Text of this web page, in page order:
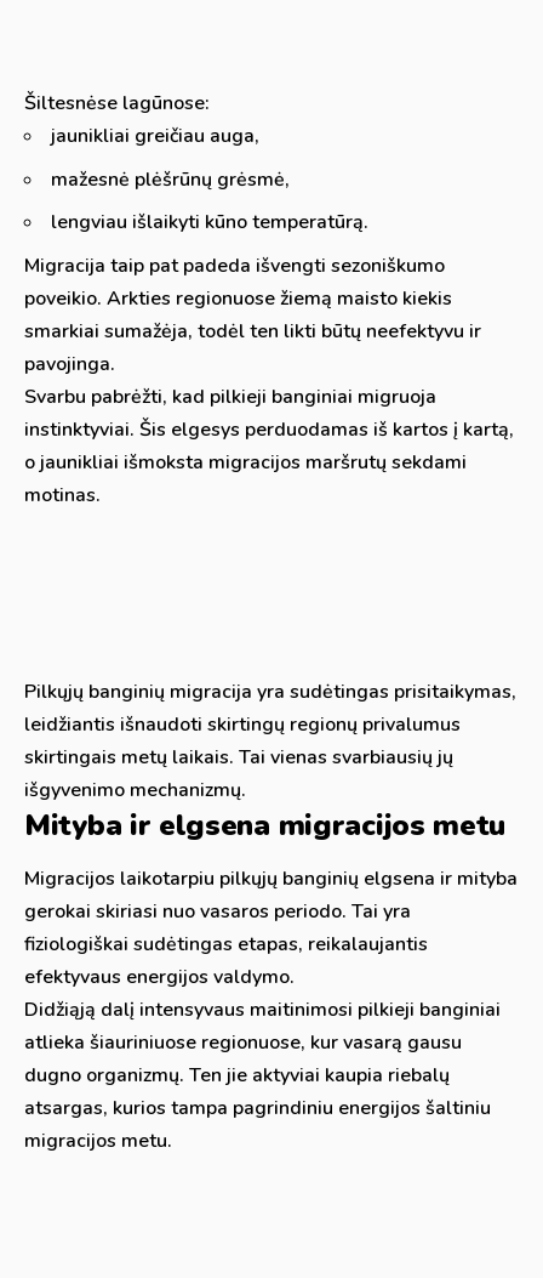
Šiltesnėse lagūnose:
jaunikliai greičiau auga,
mažesnė plėšrūnų grėsmė,
lengviau išlaikyti kūno temperatūrą.
Migracija taip pat padeda išvengti sezoniškumo
poveikio. Arkties regionuose žiemą maisto kiekis
smarkiai sumažėja, todėl ten likti būtų neefektyvu ir
pavojinga.
Svarbu pabrėžti, kad pilkieji banginiai migruoja
instinktyviai. Šis elgesys perduodamas iš kartos į kartą,
o jaunikliai išmoksta migracijos maršrutų sekdami
motinas.
Pilkųjų banginių migracija yra sudėtingas prisitaikymas,
leidžiantis išnaudoti skirtingų regionų privalumus
skirtingais metų laikais. Tai vienas svarbiausių jų
išgyvenimo mechanizmų.
Mityba ir elgsena migracijos metu
Migracijos laikotarpiu pilkųjų banginių elgsena ir mityba
gerokai skiriasi nuo vasaros periodo. Tai yra
fiziologiškai sudėtingas etapas, reikalaujantis
efektyvaus energijos valdymo.
Didžiąją dalį intensyvaus maitinimosi pilkieji banginiai
atlieka šiauriniuose regionuose, kur vasarą gausu
dugno organizmų. Ten jie aktyviai kaupia riebalų
atsargas, kurios tampa pagrindiniu energijos šaltiniu
migracijos metu.